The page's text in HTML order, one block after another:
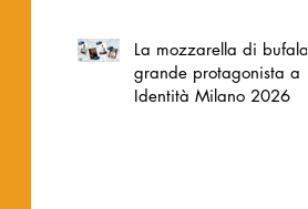
La mozzarella di bufala
grande protagonista a
Identità Milano 2026